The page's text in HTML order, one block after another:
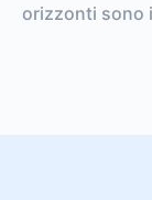
orizzonti sono